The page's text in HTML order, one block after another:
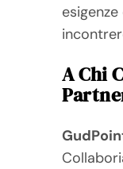
A Chi